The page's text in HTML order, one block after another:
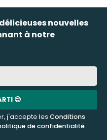
nouvelles
à notre
😊
j'accepte les Conditions
de confidentialité